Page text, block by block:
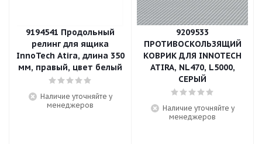
9194541 Продольный
релинг для ящика
InnoTech Atira, длина 350
мм, правый, цвет белый
Наличие уточняйте у
менеджеров
9209533
ПРОТИВОСКОЛЬЗЯЩИЙ
КОВРИК ДЛЯ INNOTECH
ATIRA, NL470, L5000,
СЕРЫЙ
Наличие уточняйте у
менеджеров